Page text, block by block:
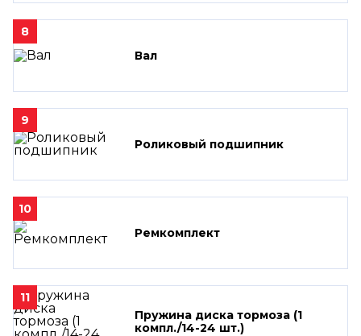
8
Вал
9
Роликовый подшипник
10
Ремкомплект
11
Пружина диска тормоза (1
компл./14-24 шт.)